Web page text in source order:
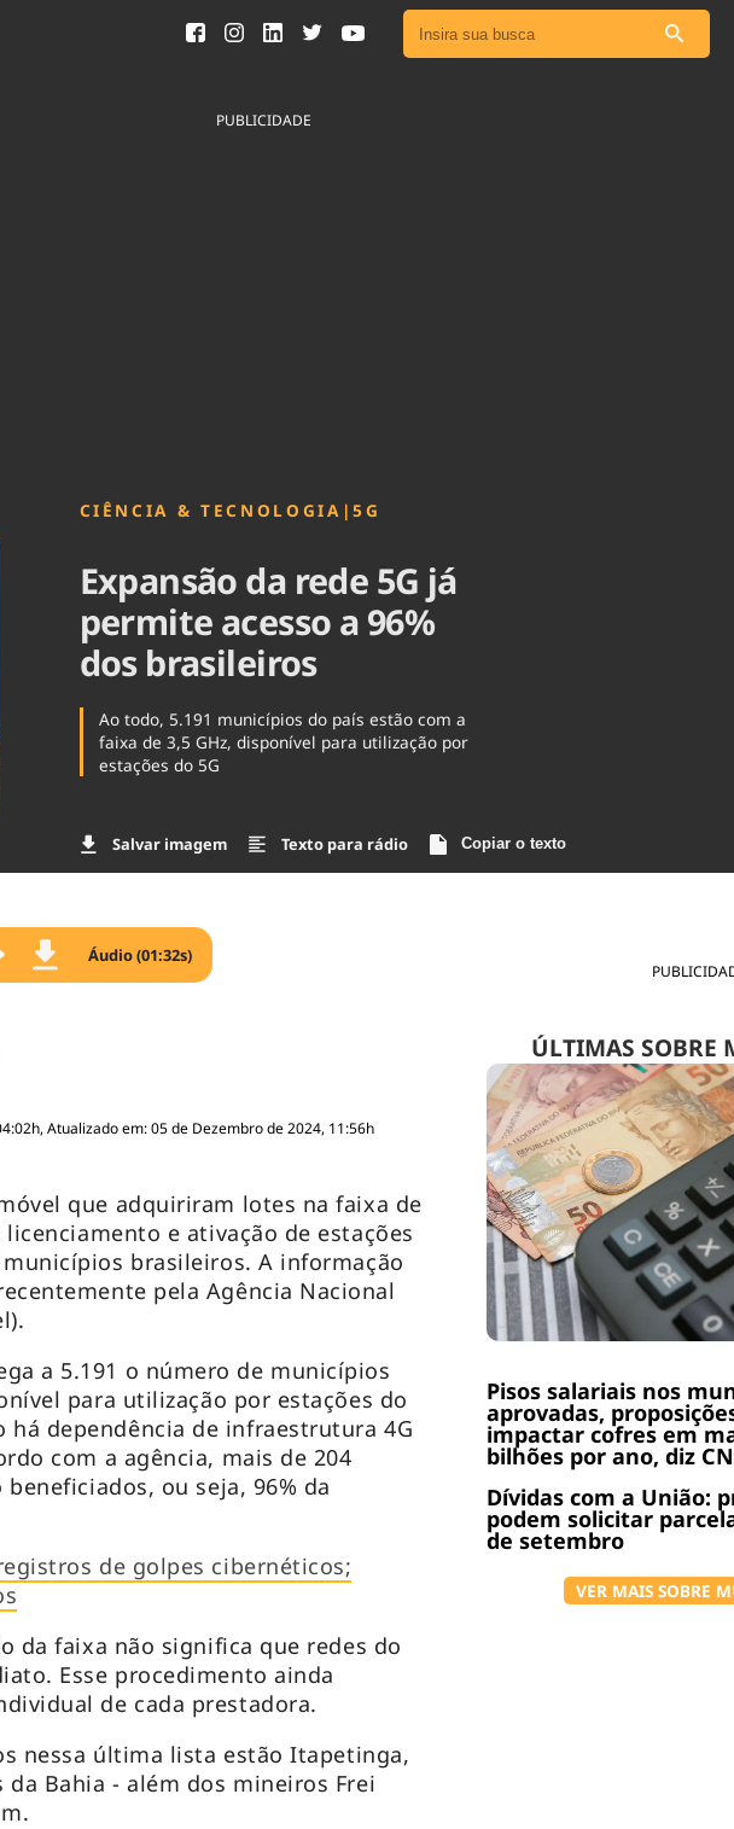
Ver todas as notícias
Agronegócios
Brasil
PUBLICIDADE
CIÊNCIA & TECNOLOGIA |5G
Expansão da rede 5G já
permite acesso a 96%
dos brasileiros
Ao todo, 5.191 municípios do país estão com a
faixa de 3,5 GHz, disponível para utilização por
estações do 5G
Salvar imagem Texto para rádio Copiar o texto
ÚLTIMAS SOBRE
Pisos salariais nos
aprovadas,
impactar cofres em
bilhões por ano, diz
Dívidas com a União:
podem solicitar
de setembro
VER MAIS SOBRE
Áudio (01:32s)
Atualizado em: 05 de Dezembro de 2024, 11:56h
que adquiriram lotes na faixa de
e ativação de estações
brasileiros. A informação
pela Agência Nacional
a 5.191 o número de municípios
para utilização por estações do
há dependência de infraestrutura 4G
com a agência, mais de 204
ou seja, 96% da
de golpes cibernéticos;
da faixa não significa que redes do
Esse procedimento ainda
de cada prestadora.
nessa última lista estão Itapetinga,
Bahia - além dos mineiros Frei